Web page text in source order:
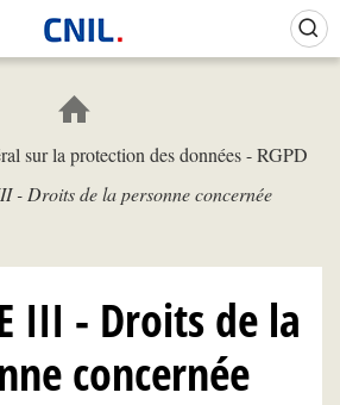
c
i
-
N
L
sur la protection des données - RGPD
- Droits de la personne concernée
III - Droits de la
concernée
sur les cookies (témoins de connexion)